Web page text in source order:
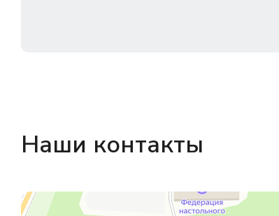
Наши контакты
Магазин резинотехники
Резиновые и резинотехнические изделия в Екатеринбурге